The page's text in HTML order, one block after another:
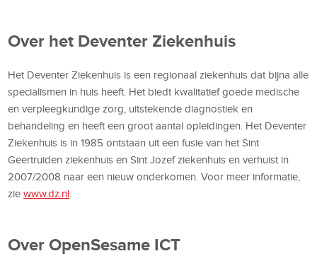
Over het Deventer Ziekenhuis
Het Deventer Ziekenhuis is een regionaal ziekenhuis dat bijna alle
specialismen in huis heeft. Het biedt kwalitatief goede medische
en verpleegkundige zorg, uitstekende diagnostiek en
behandeling en heeft een groot aantal opleidingen. Het Deventer
Ziekenhuis is in 1985 ontstaan uit een fusie van het Sint
Geertruiden ziekenhuis en Sint Jozef ziekenhuis en verhuist in
2007/2008 naar een nieuw onderkomen. Voor meer informatie,
ziewww.dz.nl
Over OpenSesame ICT